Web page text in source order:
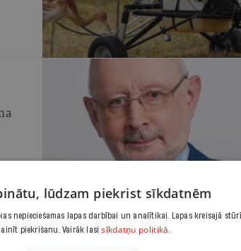
lūdzam piekrist sīkdatnēm
nepieciešamas lapas darbībai un analītikai. Lapas kreisajā
piekrišanu. Vairāk lasisīkdatņu politikā.